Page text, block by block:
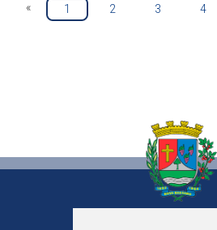
« 1 2 3 4